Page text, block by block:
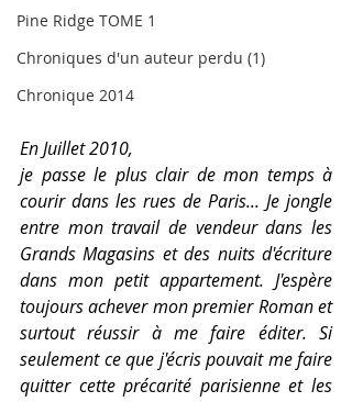
Pine Ridge TOME 1
Chroniques d'un auteur perdu (1)
Chronique 2014
En Juillet 2010,
je passe le plus clair de mon temps à
courir dans les rues de Paris... Je jongle
entre mon travail de vendeur dans les
Grands Magasins et des nuits d'écriture
dans mon petit appartement. J'espère
toujours achever mon premier Roman et
surtout réussir à me faire éditer. Si
seulement ce que j'écris pouvait me faire
quitter cette précarité parisienne et les